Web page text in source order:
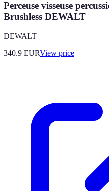
Perceuse visseuse
Brushless DEWALT
DEWALT
340.9 EURView price